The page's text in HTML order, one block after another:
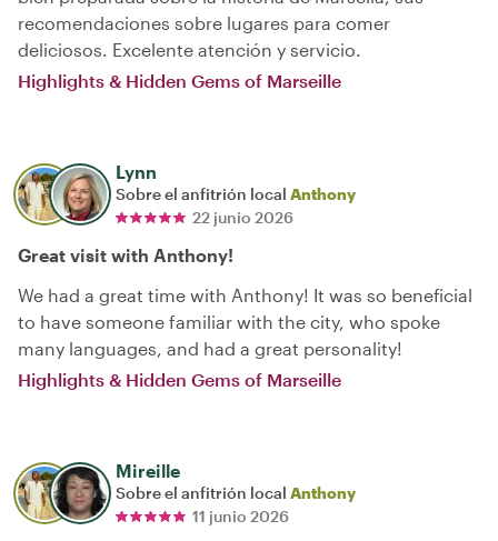
recomendaciones sobre lugares para comer
deliciosos. Excelente atención y servicio.
Highlights & Hidden Gems of Marseille
Lynn
Sobre el anfitrión local Anthony
22 junio 2026
Great visit with Anthony!
We had a great time with Anthony! It was so beneficial
to have someone familiar with the city, who spoke
many languages, and had a great personality!
Highlights & Hidden Gems of Marseille
Mireille
Sobre el anfitrión local Anthony
11 junio 2026